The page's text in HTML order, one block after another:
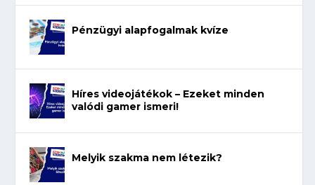
Pénzügyi alapfogalmak kvíze
Híres videojátékok – Ezeket minden
valódi gamer ismeri!
Melyik szakma nem létezik?